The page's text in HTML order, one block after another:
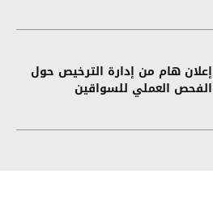
إعلان هام من إدارة الترخيص حول
الفحص العملي للسواقين